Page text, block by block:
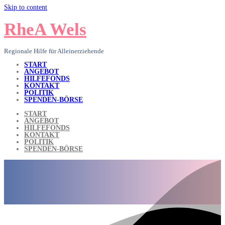
Skip to content
RheA Wels
Regionale Hilfe für Alleinerziehende
START
ANGEBOT
HILFEFONDS
KONTAKT
POLITIK
SPENDEN-BÖRSE
START
ANGEBOT
HILFEFONDS
KONTAKT
POLITIK
SPENDEN-BÖRSE